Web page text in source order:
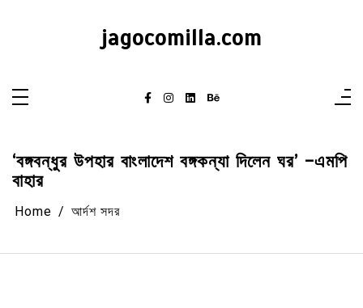
jagocomilla.com
‘বঙ্গবন্ধুর উপহার বাংলাদেশ বঙ্গকন্যা দিলেন ঘর’ -এমপি
বাহার
Home আর্দশ সদর